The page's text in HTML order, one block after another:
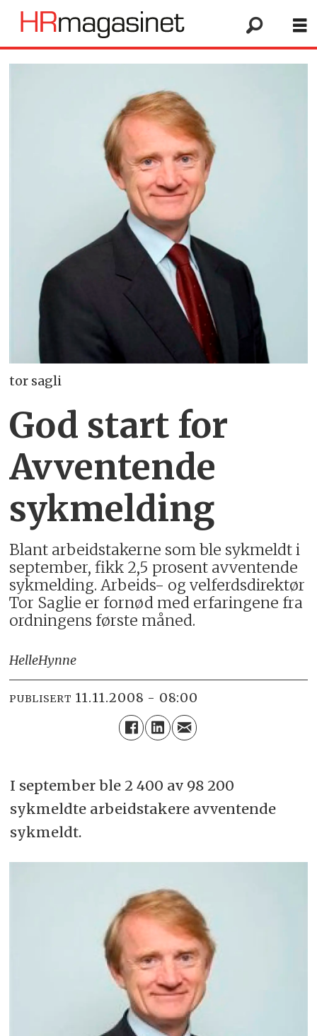
tor sagli
God start for
Avventende
sykmelding
Blant arbeidstakerne som ble sykmeldt i
september, fikk 2,5 prosent avventende
sykmelding. Arbeids- og velferdsdirektør
Tor Saglie er fornød med erfaringene fra
ordningens første måned.
HelleHynne
PUBLISERT 11.11.2008 - 08:00
I september ble 2 400 av 98 200
sykmeldte arbeidstakere avventende
sykmeldt.